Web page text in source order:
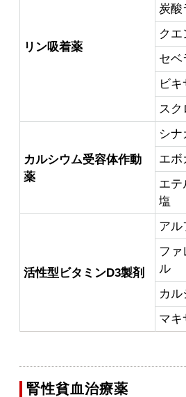
リン吸着薬
炭酸
ク
セベ
ビ
ス
カルシウム受容体作動
薬
シナ
エボ
エテ
塩
活性型ビタミンD3製剤
アル
ファ
ル
カ
マキ
腎性貧血治療薬